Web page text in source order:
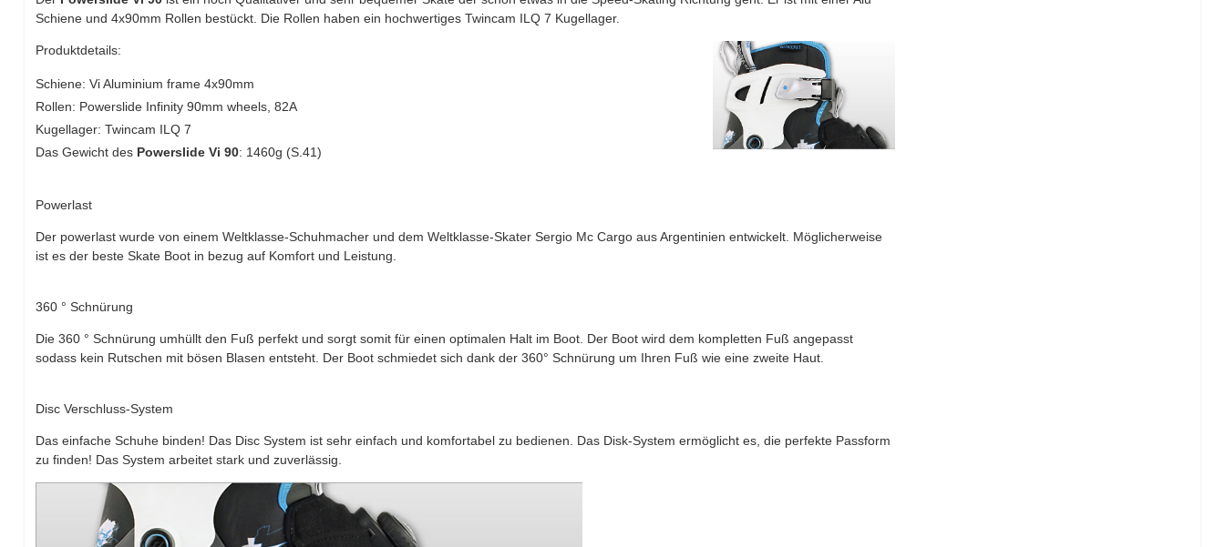
Schiene und 4x90mm Rollen bestückt. Die Rollen haben ein hochwertiges Twincam ILQ 7 Kugellager.
Produktdetails:
Schiene: Vi Aluminium frame 4x90mm
Rollen: Powerslide Infinity 90mm wheels, 82A
Kugellager: Twincam ILQ 7
Das Gewicht des Powerslide Vi 90: 1460g (S.41)
Powerlast
Der powerlast wurde von einem Weltklasse-Schuhmacher und dem Weltklasse-Skater Sergio Mc Cargo aus Argentinien entwickelt. Möglicherweise
ist es der beste Skate Boot in bezug auf Komfort und Leistung.
360 ° Schnürung
Die 360 ° Schnürung umhüllt den Fuß perfekt und sorgt somit für einen optimalen Halt im Boot. Der Boot wird dem kompletten Fuß angepasst
sodass kein Rutschen mit bösen Blasen entsteht. Der Boot schmiedet sich dank der 360° Schnürung um Ihren Fuß wie eine zweite Haut.
Disc Verschluss-System
Das einfache Schuhe binden! Das Disc System ist sehr einfach und komfortabel zu bedienen. Das Disk-System ermöglicht es, die perfekte Passform
zu finden! Das System arbeitet stark und zuverlässig.